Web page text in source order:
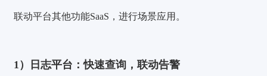
联动平台其他功能SaaS，进行场景应用。
1）日志平台：快速查询，联动告警